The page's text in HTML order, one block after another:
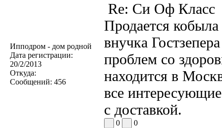
Ипподром - дом родной
Дата регистрации:
20/2/2013
Откуда:
Сообщений: 456
Re: Си Оф Класс
Продается
внучка
проблем со
находится в
все
с доставкой.
0 0